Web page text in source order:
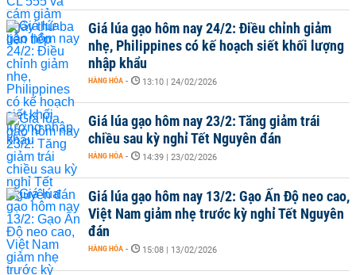
Giá lúa gạo hôm nay 24/2: Điều chỉnh giảm
nhẹ, Philippines có kế hoạch siết khối lượng
nhập khẩu
HÀNG HÓA - 13:10 | 24/02/2026
Giá lúa gạo hôm nay 23/2: Tăng giảm trái
chiều sau kỳ nghỉ Tết Nguyên đán
HÀNG HÓA - 14:39 | 23/02/2026
Giá lúa gạo hôm nay 13/2: Gạo Ấn Độ neo cao,
Việt Nam giảm nhẹ trước kỳ nghỉ Tết Nguyên
đán
HÀNG HÓA - 15:08 | 13/02/2026